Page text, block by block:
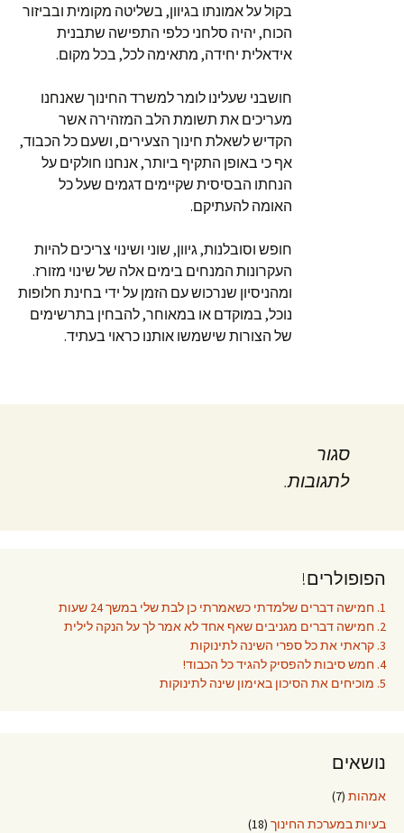
בקול על אמונתו בגיוון, בשליטה מקומית ובביזור
הכוח, יהיה סלחני כלפי התפישה שתבנית
אידאלית יחידה, מתאימה לכל, בכל מקום.
חושבני שעלינו לומר למשרד החינוך שאנחנו
מעריכים את תשומת הלב המזהירה אשר
הקדיש לשאלת חינוך הצעירים, ושעם כל הכבוד,
אף כי באופן התקיף ביותר, אנחנו חולקים על
הנחתו הבסיסית שקיימים דגמים שעל כל
האומה להעתיקם.
חופש וסובלנות, גיוון, שוני ושינוי צריכים להיות
העקרונות המנחים בימים אלה של שינוי מזורז.
ומהניסיון שנרכוש עם הזמן על ידי בחינת חלופות
נוכל, במוקדם או במאוחר, להבחין בתרשימים
של הצורות שישמשו אותנו כראוי בעתיד.
סגור
לתגובות.
הפופולרים!
1. חמישה דברים שלמדתי כשאמרתי כן לבת שלי במשך 24 שעות
2. חמישה דברים מגניבים שאף אחד לא אמר לך על הנקה לילית
3. קראתי את כל ספרי השינה לתינוקות
4. חמש סיבות להפסיק להגיד כל הכבוד!
5. מוכיחים את הסיכון באימון שינה לתינוקות
נושאים
אמהות (7)
בעיות במערכת החינוך (18)